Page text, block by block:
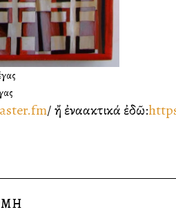
/ ἤ ἐναλλακτικά ἐδῶ: